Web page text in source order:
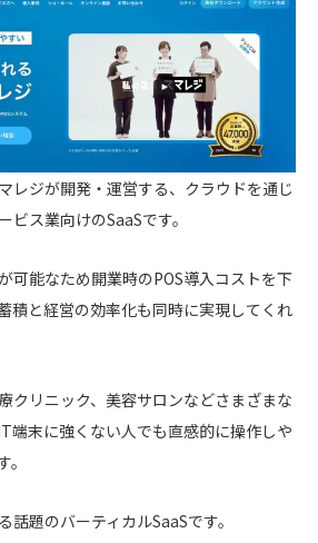
レジが開発・運営する、クラウドを通じ
ス業向けのSaaSです。
可能なため開業時のPOS導入コストを下
積と経営の効率化も同時に実現してくれ
クリニック、美容サロンなどさまざまな
端末に強くない人でも直感的に操作しや
題のバーティカルSaaSです。